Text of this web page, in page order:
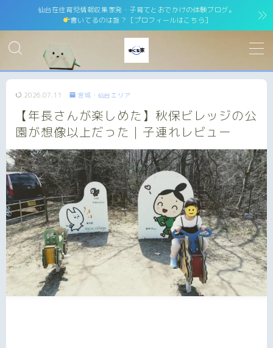
仙台在住育児情報収集家発・子育てとおでかけの体験ブログ。
書いてるのは誰？［プロフィールはこちら］
MENU
運営者情報 運営者紹介
サイトマップ site map
プライバシーポリシー Privacy Policy
免責事項
お問い合わせ contact
2026.07.11 宮城・仙台エリア
【年長さんが楽しめた】秋保ビレッジの公
園が想像以上だった｜子連れレビュー